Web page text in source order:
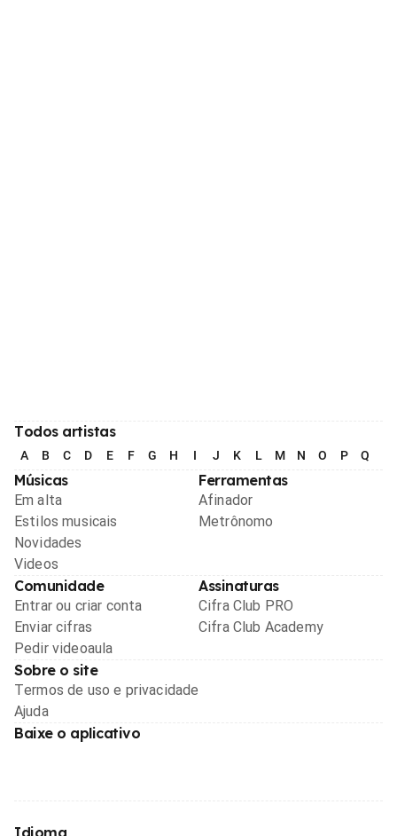
Todos artistas
A B C D E F G H I J K L M N O P Q
Músicas
Em alta
Estilos musicais
Novidades
Videos
Ferramentas
Afinador
Metrônomo
Comunidade
Entrar ou criar conta
Enviar cifras
Pedir videoaula
Assinaturas
Cifra Club PRO
Cifra Club Academy
Sobre o site
Termos de uso e privacidade
Ajuda
Baixe o aplicativo
Idioma